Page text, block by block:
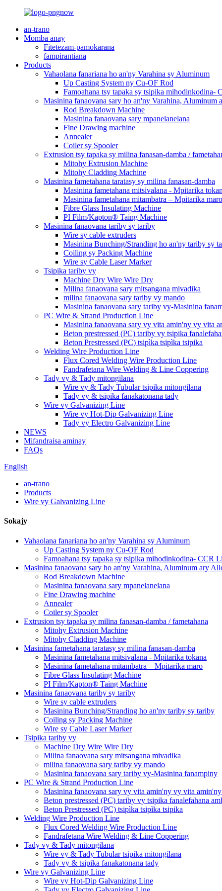
an-trano
Momba anay
Fitetezam-pamokarana
fampirantiana
Products
Vahaolana fanariana ho an'ny Varahina sy Aluminum
Up Casting System ny Cu-OF Rod
Famoahana tsy tapaka sy tsipika mihodinkodina-
Masinina fanaovana sary ho an'ny Varahina, Aluminum
Rod Breakdown Machine
Masinina fanaovana sary mpanelanelana
Fine Drawing machine
Annealer
Coiler sy Spooler
Extrusion tsy tapaka sy milina fanasan-damba /
Mitohy Extrusion Machine
Mitohy Cladding Machine
Masinina fametahana taratasy sy milina fanasan-damba
Masinina fametahana mitsivalana - Mpitarika
Masinina fametahana mitambatra – Mpitarika maro
Fibre Glass Insulating Machine
PI Film/Kapton® Taing Machine
Masinina fanaovana tariby sy tariby
Wire sy cable extruders
Masinina Bunching/Stranding ho an'ny tariby sy
Coiling sy Packing Machine
Wire sy Cable Laser Marker
Tsipika tariby vy
Machine Dry Wire Wire Dry
Milina fanaovana sary mitsangana mivadika
milina fanaovana sary tariby vy mando
Masinina fanaovana sary tariby vy-Masinina
PC Wire & Strand Production Line
Masinina fanaovana sary vy vita amin'ny vy vita
Beton prestressed (PC) tariby vy tsipika
Beton Prestressed (PC) tsipìka tsipìka tsipika
Welding Wire Production Line
Flux Cored Welding Wire Production Line
Fandrafetana Wire Welding & Line Coppering
Tady vy & Tady mitongilana
Wire vy & Tady Tubular tsipika mitongilana
Tady vy & tsipika fanakatonana tady
Wire vy Galvanizing Line
Wire vy Hot-Dip Galvanizing Line
Tady vy Electro Galvanizing Line
NEWS
Mifandraisa aminay
FAQs
English
an-trano
Products
Wire vy Galvanizing Line
Sokajy
Vahaolana fanariana ho an'ny Varahina sy Aluminum
Up Casting System ny Cu-OF Rod
Famoahana tsy tapaka sy tsipika mihodinkodina- CCR
Masinina fanaovana sary ho an'ny Varahina, Aluminum ary
Rod Breakdown Machine
Masinina fanaovana sary mpanelanelana
Fine Drawing machine
Annealer
Coiler sy Spooler
Extrusion tsy tapaka sy milina fanasan-damba / fametahana
Mitohy Extrusion Machine
Mitohy Cladding Machine
Masinina fametahana taratasy sy milina fanasan-damba
Masinina fametahana mitsivalana - Mpitarika tokana
Masinina fametahana mitambatra – Mpitarika maro
Fibre Glass Insulating Machine
PI Film/Kapton® Taing Machine
Masinina fanaovana tariby sy tariby
Wire sy cable extruders
Masinina Bunching/Stranding ho an'ny tariby sy tariby
Coiling sy Packing Machine
Wire sy Cable Laser Marker
Tsipika tariby vy
Machine Dry Wire Wire Dry
Milina fanaovana sary mitsangana mivadika
milina fanaovana sary tariby vy mando
Masinina fanaovana sary tariby vy-Masinina fanampiny
PC Wire & Strand Production Line
Masinina fanaovana sary vy vita amin'ny vy vita
Beton prestressed (PC) tariby vy tsipika fanalefahana
Beton Prestressed (PC) tsipìka tsipìka tsipika
Welding Wire Production Line
Flux Cored Welding Wire Production Line
Fandrafetana Wire Welding & Line Coppering
Tady vy & Tady mitongilana
Wire vy & Tady Tubular tsipika mitongilana
Tady vy & tsipika fanakatonana tady
Wire vy Galvanizing Line
Wire vy Hot-Dip Galvanizing Line